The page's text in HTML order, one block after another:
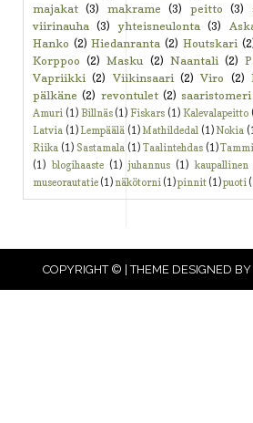
majakat (3) makrame (3) peitto (3)
viirinauha (3) yhteisneulonta (3)
Hanko (2) Hiedanranta (2) Houtskari
Korppoo (2) Masku (2) Naantali (2)
Vapriikki (2) Viikinsaari (2) Viro (2)
pälkäne (2) revontulet (2) saaristomeri
Amuri (1) Billnäs (1) Fiskars (1) Kalevalapeitto
Latvia (1)Lempäälä (1)Mathildedal (1)Nokia
Riika (1) Sastamala (1) Taalintehdas (1)
(1) blogihaaste (1) juhannus (1) kaupallinen
museorautatie(1)näkötorni(1)pinnit(1)puoti
COPYRIGHT © | THEME DESIGNED BY